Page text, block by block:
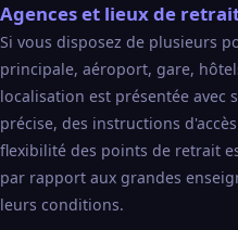
Agences et lieux de
Si vous disposez de plusieurs
principale, aéroport, gare,
localisation est présentée avec
précise, des instructions
flexibilité des points de retrait
par rapport aux grandes
leurs conditions.